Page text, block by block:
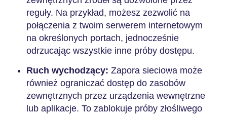
reguły. Na przykład, możesz zezwolić na
połączenia z twoim serwerem internetowym
na określonych portach, jednocześnie
odrzucając wszystkie inne próby dostępu.
Ruch wychodzący: Zapora sieciowa może
również ograniczać dostęp do zasobów
zewnętrznych przez urządzenia wewnętrzne
lub aplikacje. To zablokuje próby złośliwego